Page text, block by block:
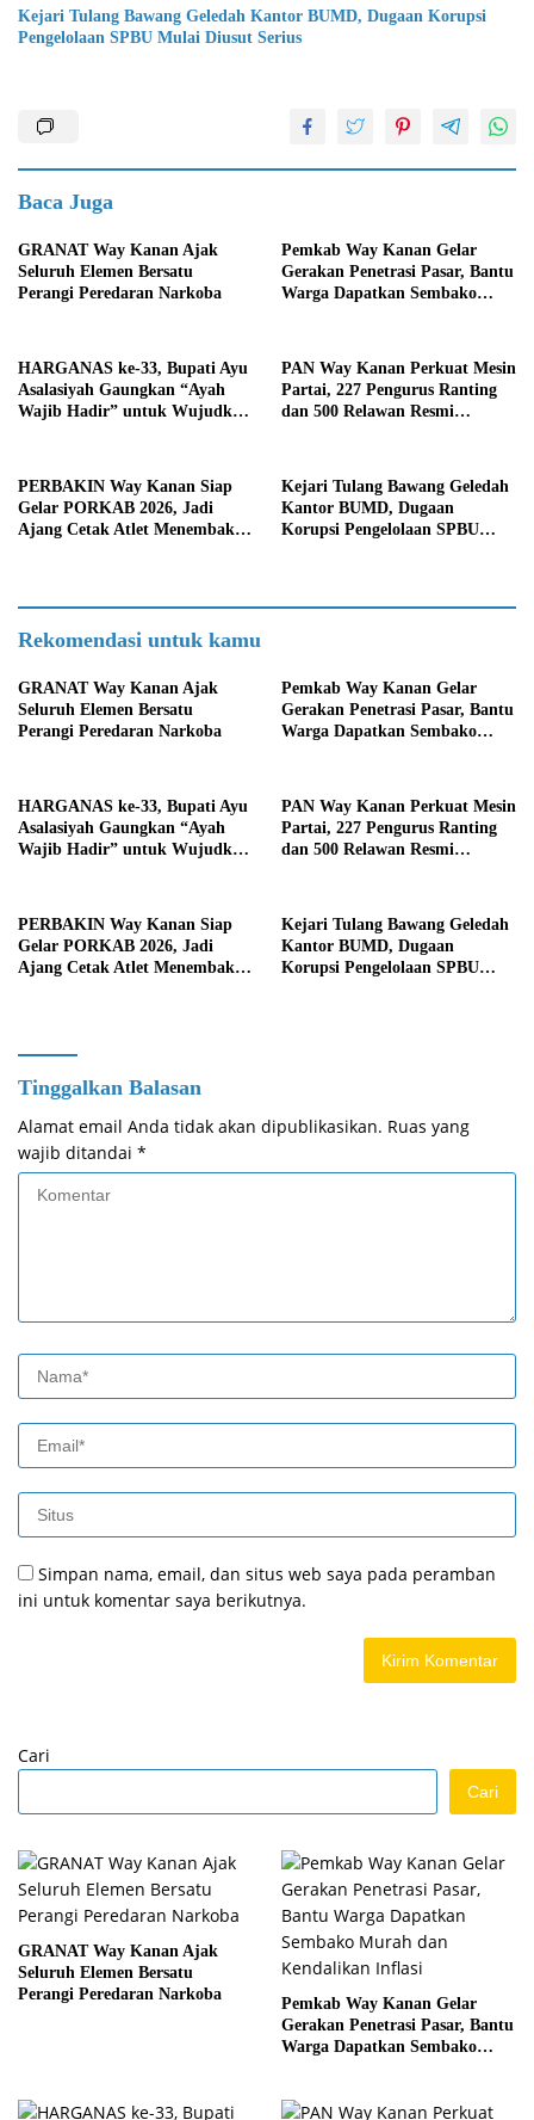
Kejari Tulang Bawang Geledah Kantor BUMD, Dugaan Korupsi
Pengelolaan SPBU Mulai Diusut Serius
Baca Juga
GRANAT Way Kanan Ajak
Seluruh Elemen Bersatu
Perangi Peredaran Narkoba
Pemkab Way Kanan Gelar
Gerakan Penetrasi Pasar, Bantu
Warga Dapatkan Sembako
HARGANAS ke-33, Bupati Ayu
Asalasiyah Gaungkan “Ayah
Wajib Hadir” untuk Wujudkan
PAN Way Kanan Perkuat Mesin
Partai, 227 Pengurus Ranting
dan 500 Relawan Resmi
PERBAKIN Way Kanan Siap
Gelar PORKAB 2026, Jadi
Ajang Cetak Atlet Menembak
Kejari Tulang Bawang Geledah
Kantor BUMD, Dugaan
Korupsi Pengelolaan SPBU
Rekomendasi untuk kamu
GRANAT Way Kanan Ajak
Seluruh Elemen Bersatu
Perangi Peredaran Narkoba
Pemkab Way Kanan Gelar
Gerakan Penetrasi Pasar, Bantu
Warga Dapatkan Sembako
HARGANAS ke-33, Bupati Ayu
Asalasiyah Gaungkan “Ayah
Wajib Hadir” untuk Wujudkan
PAN Way Kanan Perkuat Mesin
Partai, 227 Pengurus Ranting
dan 500 Relawan Resmi
PERBAKIN Way Kanan Siap
Gelar PORKAB 2026, Jadi
Ajang Cetak Atlet Menembak
Kejari Tulang Bawang Geledah
Kantor BUMD, Dugaan
Korupsi Pengelolaan SPBU
Tinggalkan Balasan
Alamat email Anda tidak akan dipublikasikan. Ruas yang
wajib ditandai *
Simpan nama, email, dan situs web saya pada peramban
ini untuk komentar saya berikutnya.
Cari
Cari
GRANAT Way Kanan Ajak
Seluruh Elemen Bersatu
Perangi Peredaran Narkoba
Pemkab Way Kanan Gelar
Gerakan Penetrasi Pasar, Bantu
Warga Dapatkan Sembako